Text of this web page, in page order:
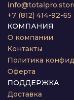
+7 (812) 414-92-65
КОМПАНИЯ
О компании
Контакты
Политика
Оферта
ПОДДЕРЖКА
Доставка